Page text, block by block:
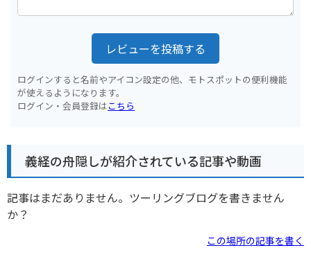
レビューを投稿する
ログインすると名前やアイコン設定の他、モトスポットの便利機能
が使えるようになります。
ログイン・会員登録はこちら
義経の舟隠しが紹介されている記事や動画
記事はまだありません。ツーリングブログを書きません
か？
この場所の記事を書く